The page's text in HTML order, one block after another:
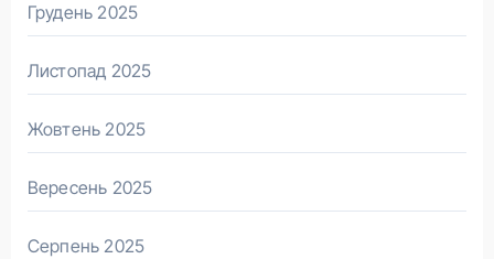
Грудень 2025
Листопад 2025
Жовтень 2025
Вересень 2025
Серпень 2025